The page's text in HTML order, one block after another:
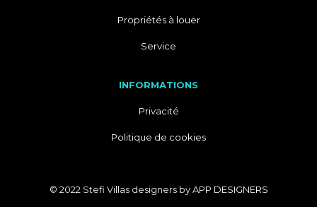
Propriétés à louer
Service
INFORMATIONS
Privacité
Politique de cookies
© 2022 Stefi Villas designers byAPP DESIGNERS